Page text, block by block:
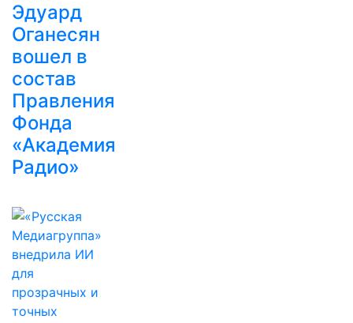
Эдуард
Оганесян
вошел в
состав
Правления
Фонда
«Академия
Радио»